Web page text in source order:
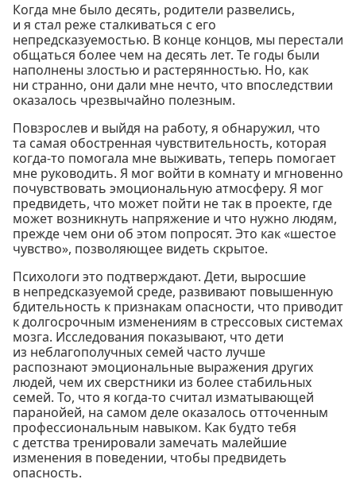
Когда мне было десять, родители развелись,
и я стал реже сталкиваться с его
непредсказуемостью. В конце концов, мы перестали
общаться более чем на десять лет. Те годы были
наполнены злостью и растерянностью. Но, как
ни странно, они дали мне нечто, что впоследствии
оказалось чрезвычайно полезным.
Повзрослев и выйдя на работу, я обнаружил, что
та самая обостренная чувствительность, которая
когда-то помогала мне выживать, теперь помогает
мне руководить. Я мог войти в комнату и мгновенно
почувствовать эмоциональную атмосферу. Я мог
предвидеть, что может пойти не так в проекте, где
может возникнуть напряжение и что нужно людям,
прежде чем они об этом попросят. Это как «шестое
чувство», позволяющее видеть скрытое.
Психологи это подтверждают. Дети, выросшие
в непредсказуемой среде, развивают повышенную
бдительность к признакам опасности, что приводит
к долгосрочным изменениям в стрессовых системах
мозга. Исследования показывают, что дети
из неблагополучных семей часто лучше
распознают эмоциональные выражения других
людей, чем их сверстники из более стабильных
семей. То, что я когда-то считал изматывающей
паранойей, на самом деле оказалось отточенным
профессиональным навыком. Как будто тебя
с детства тренировали замечать малейшие
изменения в поведении, чтобы предвидеть
опасность.